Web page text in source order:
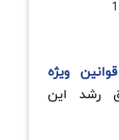
قوانین ویژه
رشد این